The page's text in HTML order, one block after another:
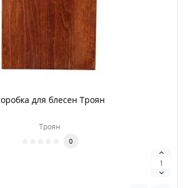
для блесен Троян
Троян
0